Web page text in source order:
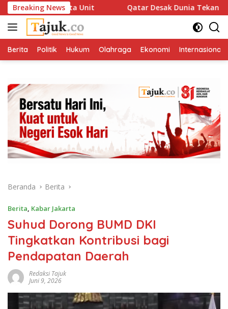
Langsung
ke
konten
Breaking News
1 Juta Unit Qatar Desak Dunia Tekan Israel,
Berita Politik Hukum Olahraga Ekonomi Internasional
Beranda Berita
Berita, Kabar Jakarta
Suhud Dorong BUMD DKI
Tingkatkan Kontribusi bagi
Pendapatan Daerah
Redaksi Tajuk
Juni 9, 2026